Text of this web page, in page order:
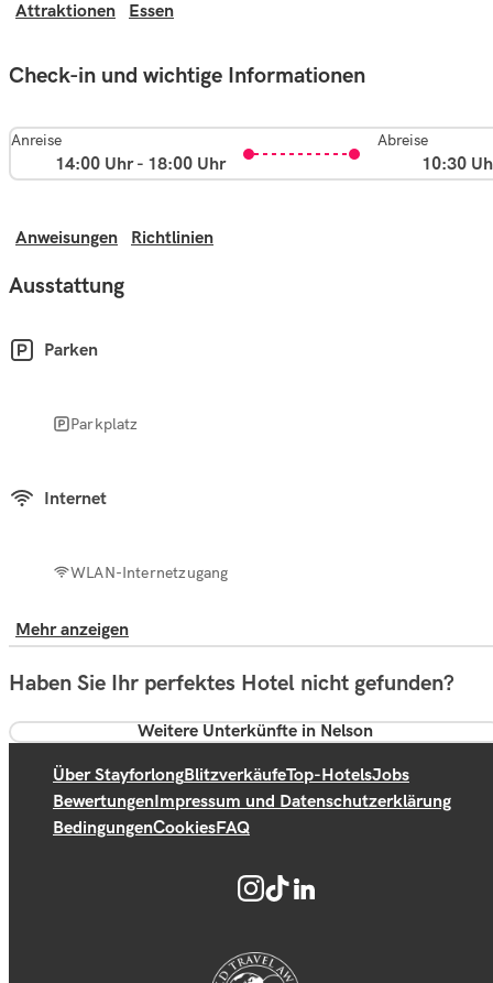
Attraktionen
Essen
Check-in und wichtige Informationen
Anreise
14:00 Uhr - 18:00 Uhr
Abreise
10:30
Anweisungen Richtlinien
Ausstattung
Parken
Parkplatz
Internet
WLAN-Internetzugang
Mehr anzeigen
Haben Sie Ihr perfektes Hotel nicht gefunden?
Weitere Unterkünfte in Nelson
Über StayforlongBlitzverkäufeTop-HotelsJobs
BewertungenImpressum und Datenschutzerklärung
BedingungenCookiesFAQ